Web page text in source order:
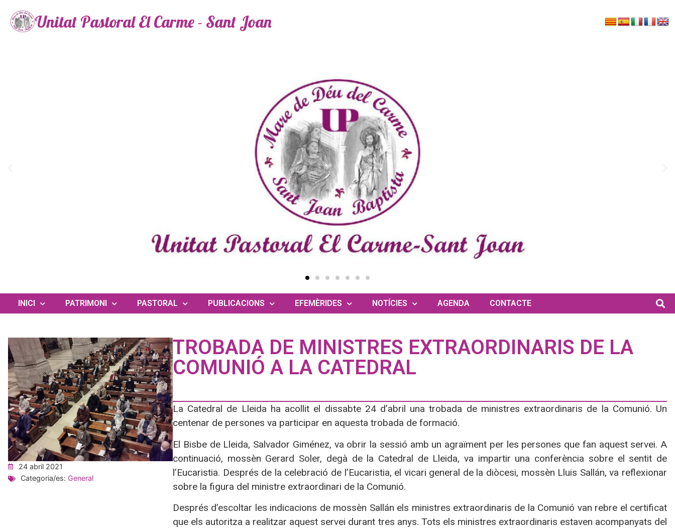
Unitat Pastoral El Carme - Sant Joan
INICI PATRIMONI PASTORAL PUBLICACIONS EFEMÈRIDES NOTÍCIES AGENDA CONTACTE
24 abril 2021
Categoria/es: General
TROBADA DE MINISTRES EXTRAORDINARIS DE LA
COMUNIÓ A LA CATEDRAL
La Catedral de Lleida ha acollit el dissabte 24 d’abril una trobada de ministres extraordinaris de la Comunió. Un
centenar de persones va participar en aquesta trobada de formació.
El Bisbe de Lleida, Salvador Giménez, va obrir la sessió amb un agraïment per les persones que fan aquest servei. A
continuació, mossèn Gerard Soler, degà de la Catedral de Lleida, va impartir una conferència sobre el sentit de
l’Eucaristia. Després de la celebració de l’Eucaristia, el vicari general de la diòcesi, mossèn Lluis Sallán, va reflexionar
sobre la figura del ministre extraordinari de la Comunió.
Després d’escoltar les indicacions de mossèn Sallán els ministres extraordinaris de la Comunió van rebre el certificat
que els autoritza a realitzar aquest servei durant tres anys. Tots els ministres extraordinaris estaven acompanyats del